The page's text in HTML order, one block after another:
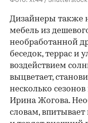
Дизайнеры также
мебель из
необработанной
беседок, террас и
воздействием
выцветает,
несколько сезонов
Ирина Жогова.
словам, впитывает